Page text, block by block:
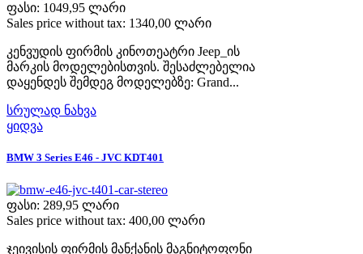
ფასი: 1049,95 ლარი
Sales price without tax: 1340,00 ლარი
კენვუდის ფირმის კინოთეატრი Jeep_ის
მარკის მოდელებისთვის. შესაძლებელია
დაყენდეს შემდეგ მოდელებზე: Grand...
სრულად ნახვა
ყიდვა
BMW 3 Series E46 - JVC KDT401
ფასი: 289,95 ლარი
Sales price without tax: 400,00 ლარი
ჯეივისის ფირმის მანქანის მაგნიტოფონი